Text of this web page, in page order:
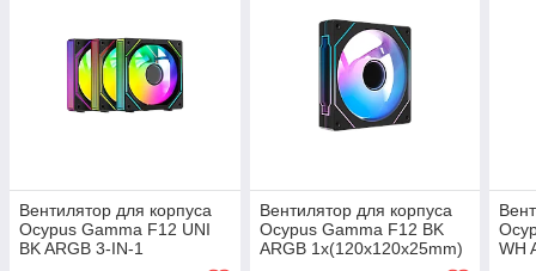
Вентилятор для корпуса
Ocypus Gamma F12 UNI
BK ARGB 3-IN-1
Вентилятор для корпуса
Ocypus Gamma F12 BK
ARGB 1x(120x120x25mm)
WH